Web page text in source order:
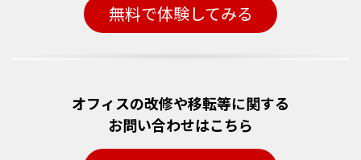
無料で体験してみる
オフィスの改修や移転等に関する
お問い合わせはこちら